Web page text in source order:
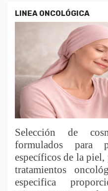
LINEA ONCOLÓGICA
Selección de
formulados para
específicos de la piel,
tratamientos
especifica